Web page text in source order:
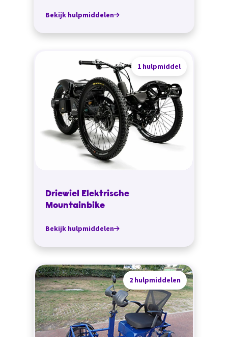
Bekijk hulpmiddelen
1 hulpmiddel
Driewiel Elektrische
Mountainbike
Bekijk hulpmiddelen
2 hulpmiddelen